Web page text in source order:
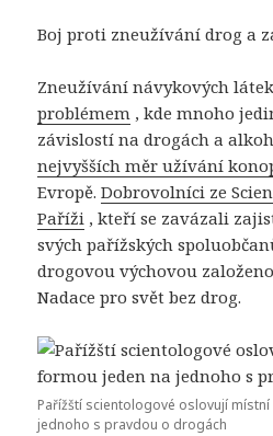
Boj proti zneužívání drog a
Zneužívání návykových
problémem , kde mnoho
závislostí na drogách a
nejvyšších měr užívání
Evropě.Dobrovolníci ze
Paříži , kteří se zavázali
svých pařížských
drogovou výchovou
Nadace pro svět bez drog.
Pařížští scientologové oslovují
jednoho s pravdou o drogách